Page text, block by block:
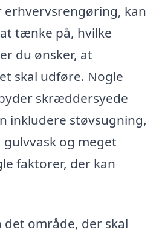
erhvervsrengøring, kan
tænke på, hvilke
du ønsker, at
skal udføre. Nogle
skræddersyede
inkludere støvsugning,
og meget
faktorer, der kan
det område, der skal